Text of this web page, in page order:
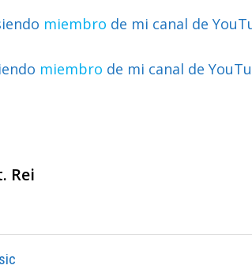
miembro de mi canal de
miembro de mi canal de
Rei